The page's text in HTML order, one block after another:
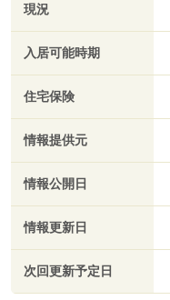
現況
入居可能時期
住宅保険
情報提供元
情報公開日
情報更新日
次回更新予定日